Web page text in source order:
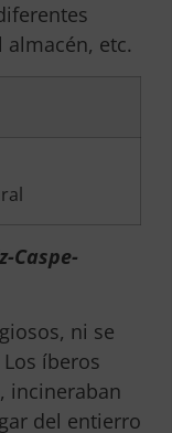
etc.
Caspe-
ni se
íberos
incineraban
del entierro